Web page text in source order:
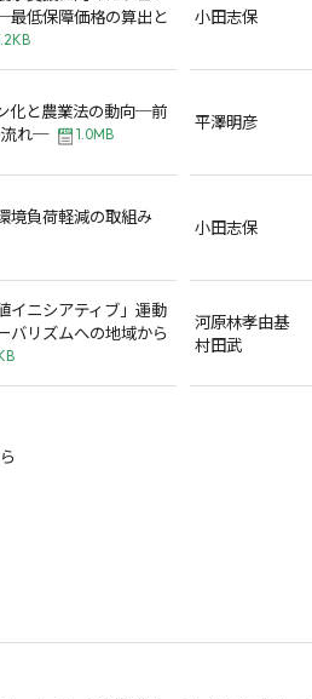
最低保障価格の算出と
小田志保
化と農業法の動向─前
流れ─
1.0MB
平澤明彦
境負荷軽減の取組み 小田志保
イニシアティブ」運動
リズムへの地域から
河原林孝由基
村田武